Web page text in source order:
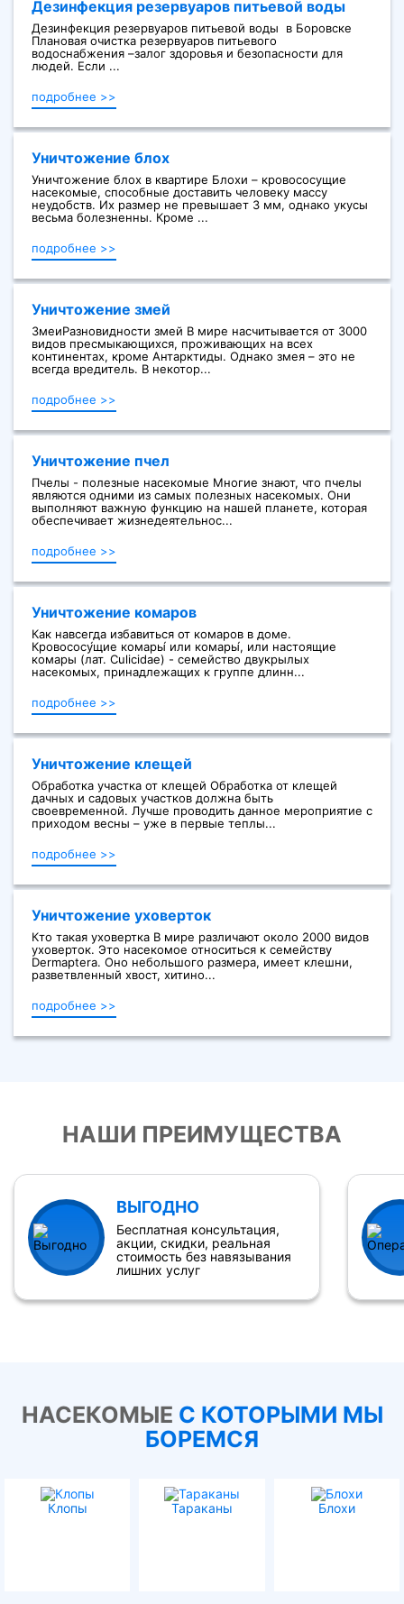
Дезинфекция резервуаров питьевой воды
Дезинфекция резервуаров питьевой воды в Боровске
Плановая очистка резервуаров питьевого
водоснабжения –залог здоровья и безопасности для
людей. Если ...
подробнее >>
Уничтожение блох
Уничтожение блох в квартире Блохи – кровососущие
насекомые, способные доставить человеку массу
неудобств. Их размер не превышает 3 мм, однако укусы
весьма болезненны. Кроме ...
подробнее >>
Уничтожение змей
ЗмеиРазновидности змей В мире насчитывается от 3000
видов пресмыкающихся, проживающих на всех
континентах, кроме Антарктиды. Однако змея – это не
всегда вредитель. В некотор...
подробнее >>
Уничтожение пчел
Пчелы - полезные насекомые Многие знают, что пчелы
являются одними из самых полезных насекомых. Они
выполняют важную функцию на нашей планете, которая
обеспечивает жизнедеятельнос...
подробнее >>
Уничтожение комаров
Как навсегда избавиться от комаров в доме.
Кровососу́щие комары́ или комары́, или настоящие
комары (лат. Culicidae) - семейство двукрылых
насекомых, принадлежащих к группе длинн...
подробнее >>
Уничтожение клещей
Обработка участка от клещей Обработка от клещей
дачных и садовых участков должна быть
своевременной. Лучше проводить данное мероприятие с
приходом весны – уже в первые теплы...
подробнее >>
Уничтожение уховерток
Кто такая уховертка В мире различают около 2000 видов
уховерток. Это насекомое относиться к семейству
Dermaptera. Оно небольшого размера, имеет клешни,
разветвленный хвост, хитино...
подробнее >>
НАШИ ПРЕИМУЩЕСТВА
ВЫГОДНО
Бесплатная консультация,
акции, скидки, реальная
стоимость без навязывания
лишних услуг
НАСЕКОМЫЕ С КОТОРЫМИ МЫ
БОРЕМСЯ
Клопы Тараканы Блохи